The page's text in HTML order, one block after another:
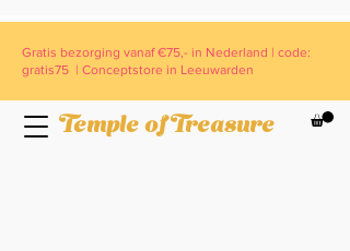
Temple of Treasure
Gratis bezorging vanaf €75,- in Nederland | code:
gratis75 | Conceptstore in Leeuwarden